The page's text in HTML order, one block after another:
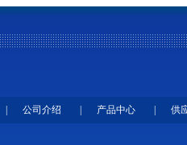
公司介绍 产品中心 供